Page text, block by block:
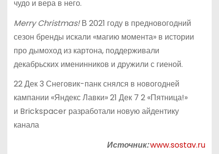
чудо и вера в него.
Merry Christmas!В 2021 году в предновогодний
сезон бренды искали «магию момента» в истории
про дымоход из картона, поддерживали
декабрьских именинников и дружили с гиеной.
22 Дек 3 Снеговик-панк снялся в новогодней
кампании «Яндекс Лавки» 21 Дек 7 2 «Пятница!»
и Brickspacer разработали новую айдентику
канала
Источник:www.sostav.ru